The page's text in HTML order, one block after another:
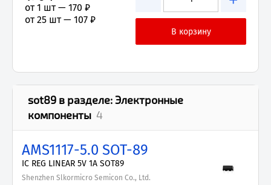
от 1 шт — 170 ₽
от 25 шт — 107 ₽
sot89 в разделе:Электронные
компоненты 4
AMS1117-5.0 SOT-89
IC REG LINEAR 5V 1A SOT89
Shenzhen Slkormicro Semicon Co., Ltd.